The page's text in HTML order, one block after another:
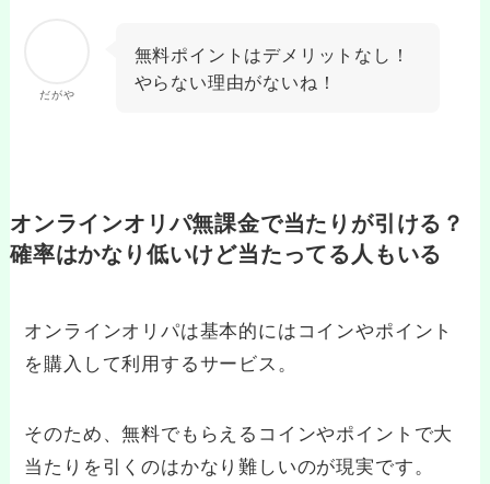
だがや
無料ポイントはデメリットなし！
やらない理由がないね！
オンラインオリパ無課金で当たりが引ける？
確率はかなり低いけど当たってる人もいる
オンラインオリパは基本的にはコインやポイント
を購入して利用するサービス。
そのため、無料でもらえるコインやポイントで大
当たりを引くのはかなり難しいのが現実です。